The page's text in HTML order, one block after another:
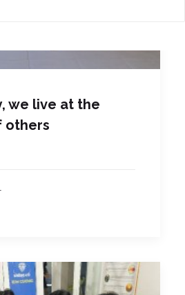
we live at the
others